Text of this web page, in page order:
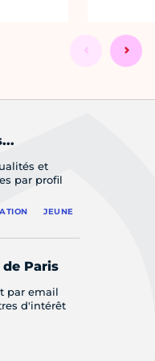
et
par profil
JEUNE
Paris
par email
d'intérêt